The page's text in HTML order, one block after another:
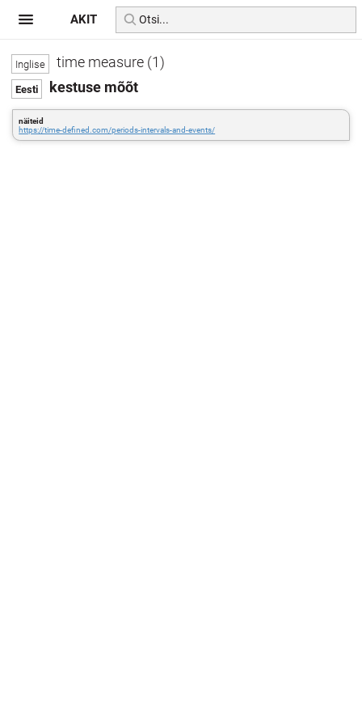
time measure (1)
kestuse mõõt
näiteid
https://time-defined.com/periods-intervals-and-events/
AKIT